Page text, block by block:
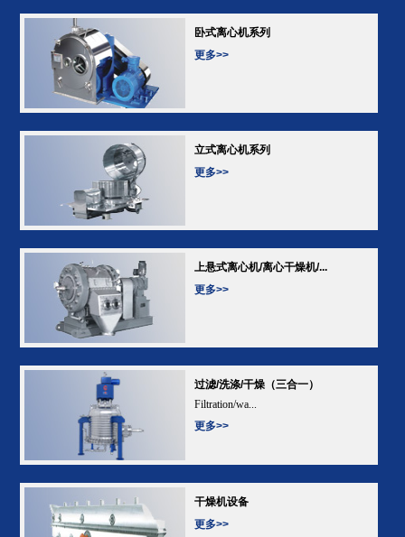
卧式离心机系列
更多>>
立式离心机系列
更多>>
上悬式离心机/离心干燥机/...
更多>>
过滤/洗涤/干燥（三合一）
Filtration/wa...
更多>>
干燥机设备
更多>>